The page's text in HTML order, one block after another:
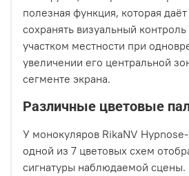
полезная функция, которая
сохранять визуальный
участком местности при
увеличении его центральной
сегменте экрана.
Различные цветовые
У монокуляров RikaNV
одной из 7 цветовых схем
сигнатуры наблюдаемой сцены.